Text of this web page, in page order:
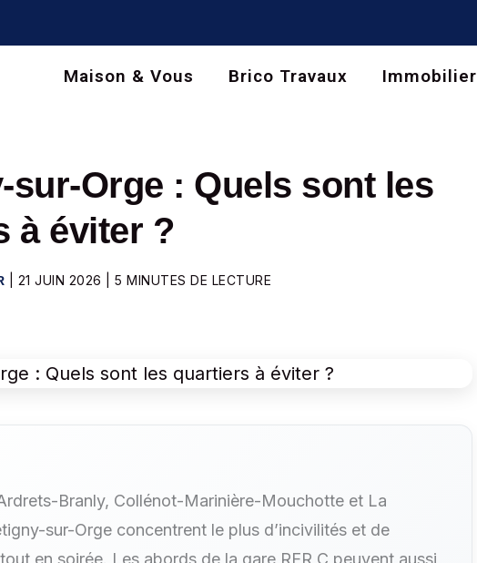
Maison & Vous Brico Travaux Immobilier
sur-Orge : Quels sont les
à éviter ?
21 JUIN 2026 |5 MINUTES DE LECTURE
Branly, Collénot-Marinière-Mouchotte et La
sur-Orge concentrent le plus d’incivilités et de
en soirée. Les abords de la gare RER C peuvent aussi